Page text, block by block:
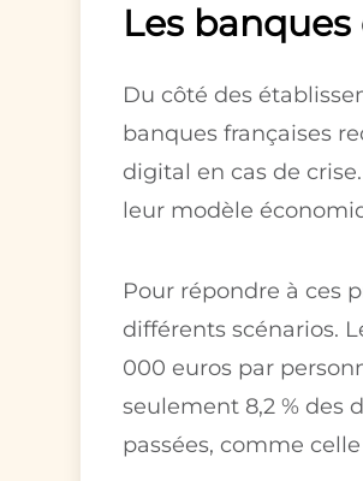
Les
Du côté des
banques françaises
digital en cas de
leur modèle
Pour répondre à ces
différents scénarios.
000 euros par
seulement 8,2 % des
passées, comme celle